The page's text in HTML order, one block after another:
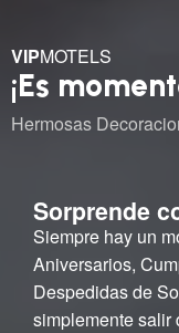
VIPMOTELS
¡Es
Hermosas
Sorprende
Siempre hay un
Aniversarios,
Despedidas de
simplemente salir